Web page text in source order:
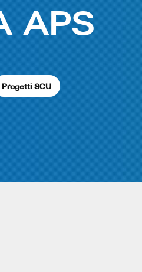
APS
Progetti SCU